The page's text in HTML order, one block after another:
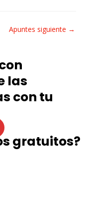
Apuntes siguiente →
las
con tu
gratuitos?